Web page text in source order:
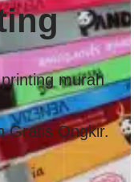
murah
Gratis Ongkir.